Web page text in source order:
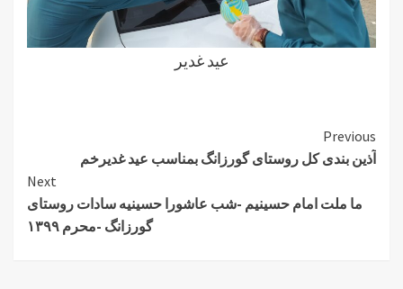
عید غدیر
Previous
آذین بندی کل روستای گورزانگ بمناسب عید غدیرخم
Next
ما ملت امام حسینیم -شب عاشورا حسینیه سادات روستای
گورزانگ -محرم ۱۳۹۹